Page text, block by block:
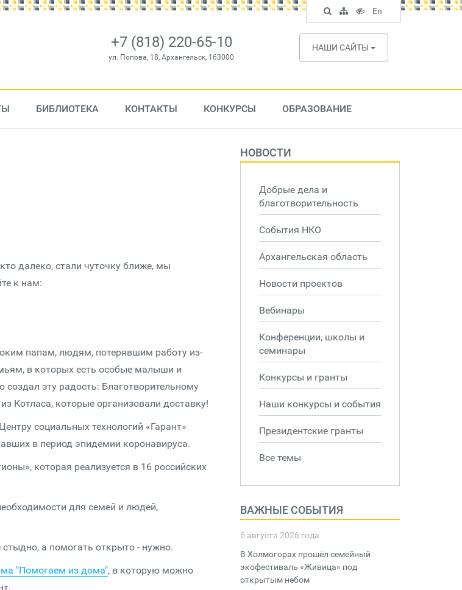
+7 (818) 220-65-10
ул. Попова, 18, Архангельск, 163000
НАШИ САЙТЫ
БИБЛИОТЕКА КОНТАКТЫ КОНКУРСЫ ОБРАЗОВАНИЕ
далеко, стали чуточку ближе, мы
к нам:
папам, людям, потерявшим работу из-
в которых есть особые малыши и
создал эту радость: Благотворительному
Котласа, которые организовали доставку!
социальных технологий «Гарант»
в период эпидемии коронавируса.
которая реализуется в 16 российских
для семей и людей,
а помогать открыто - нужно.
"Помогаем из дома", в которую можно
НОВОСТИ
Добрые дела и
благотворительность
События НКО
Архангельская область
Новости проектов
Вебинары
Конференции, школы и
семинары
Конкурсы и гранты
Наши конкурсы и события
Президентские гранты
Все темы
ВАЖНЫЕ СОБЫТИЯ
6 августа 2026 года
В Холмогорах прошёл семейный
экофестиваль «Живица» под
открытым небом
Поиск
по
сайту
Карта
сайта
Версия
для
слабовидящих
En
English